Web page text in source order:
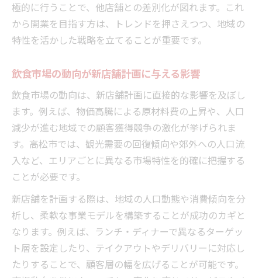
極的に行うことで、他店舗との差別化が図れます。これ
から開業を目指す方は、トレンドを押さえつつ、地域の
特性を活かした戦略を立てることが重要です。
飲食市場の動向が新店舗計画に与える影響
飲食市場の動向は、新店舗計画に直接的な影響を及ぼし
ます。例えば、物価高騰による原材料費の上昇や、人口
減少が進む地域での顧客獲得競争の激化が挙げられま
す。高松市では、観光需要の回復傾向や郊外への人口流
入など、エリアごとに異なる市場特性を的確に把握する
ことが必要です。
新店舗を計画する際は、地域の人口動態や消費傾向を分
析し、柔軟な事業モデルを構築することが成功のカギと
なります。例えば、ランチ・ディナーで異なるターゲッ
ト層を設定したり、テイクアウトやデリバリーに対応し
たりすることで、顧客層の幅を広げることが可能です。